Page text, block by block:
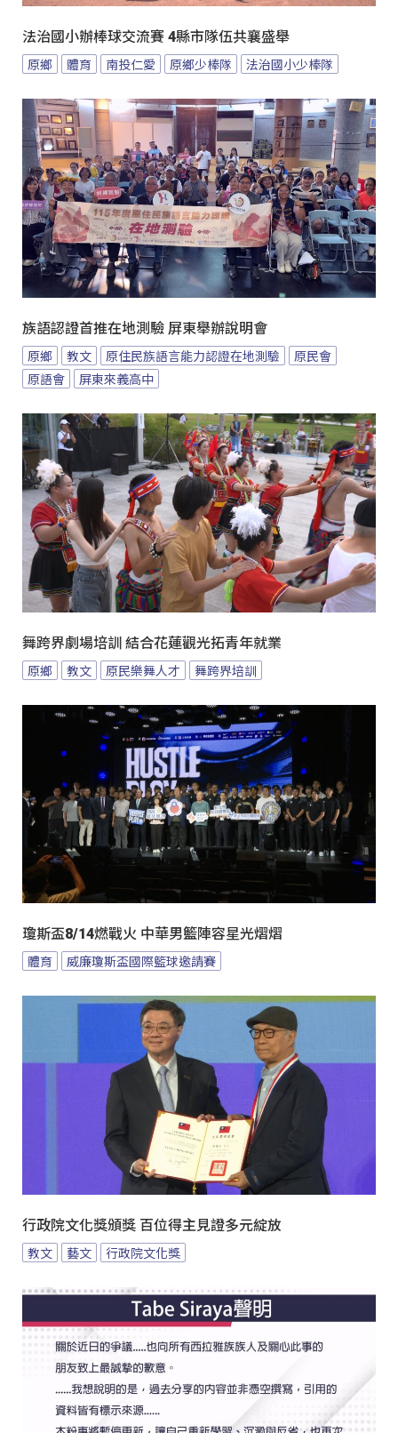
法治國小辦棒球交流賽 4縣市隊伍共襄盛舉
原鄉 體育 南投仁愛 原鄉少棒隊 法治國小少棒隊
族語認證首推在地測驗 屏東舉辦說明會
原鄉 教文 原住民族語言能力認證在地測驗
原民會
原語會
屏東來義高中
舞跨界劇場培訓 結合花蓮觀光拓青年就業
原鄉 教文 原民樂舞人才 舞跨界培訓
瓊斯盃8/14燃戰火 中華男籃陣容星光熠熠
體育 威廉瓊斯盃國際籃球邀請賽
行政院文化獎頒獎 百位得主見證多元綻放
教文 藝文 行政院文化獎